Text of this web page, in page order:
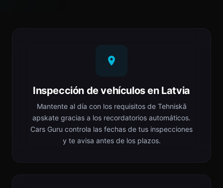
Inspección de vehículos en Latvia
Mantente al día con los requisitos de Tehniskā
apskate gracias a los recordatorios automáticos.
Cars Guru controla las fechas de tus inspecciones
y te avisa antes de los plazos.